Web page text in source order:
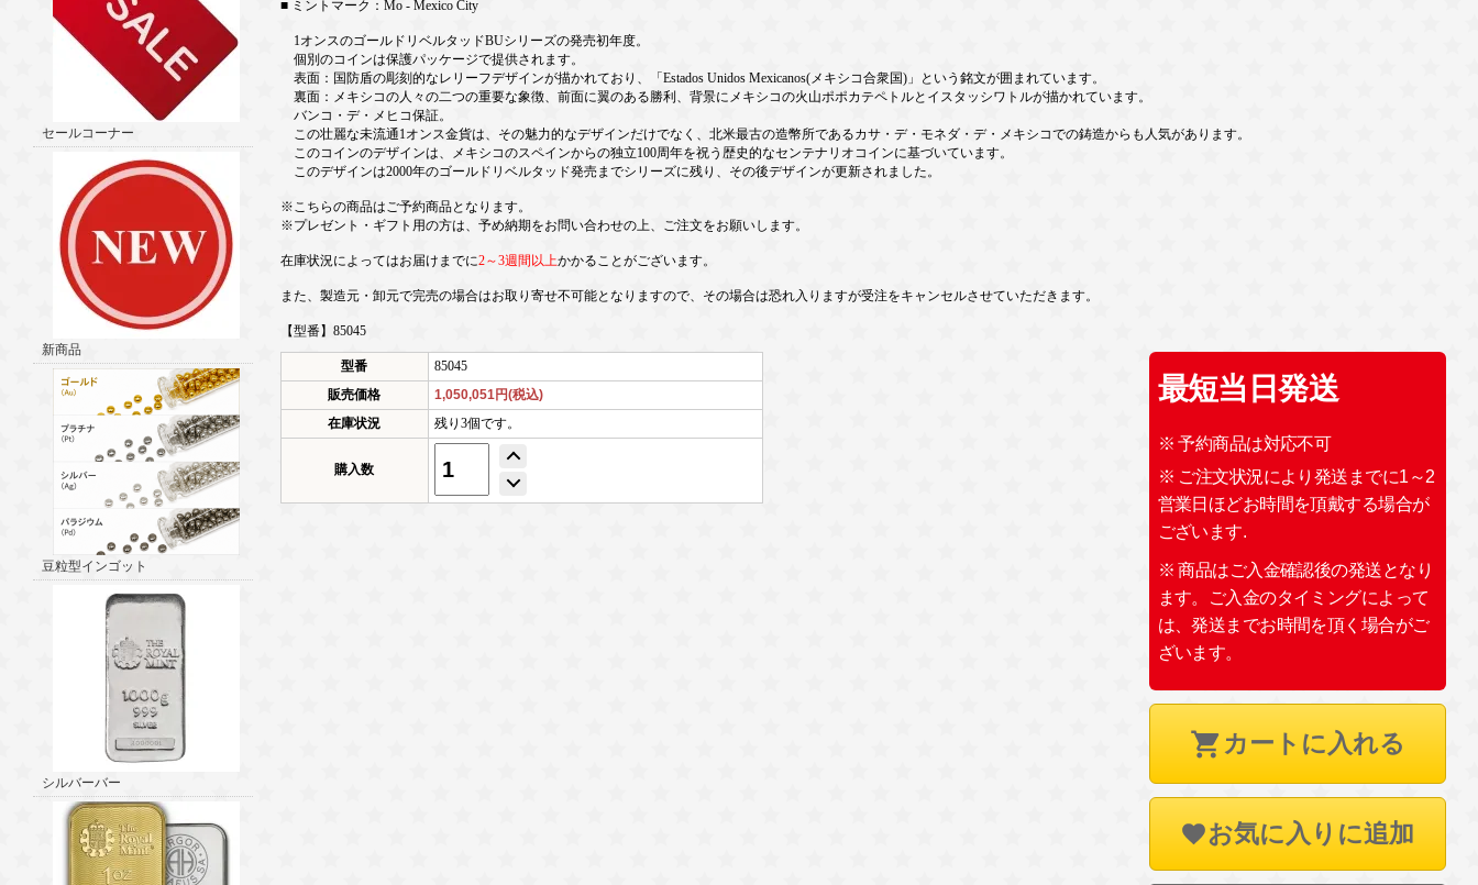
セールコーナー
新商品
豆粒型インゴット
シルバーバー
■ ミントマーク：Mo - Mexico City
1オンスのゴールドリベルタッドBUシリーズの発売初年度。
個別のコインは保護パッケージで提供されます。
表面：国防盾の彫刻的なレリーフデザインが描かれており、「Estados Unidos Mexicanos(メキシコ合衆国)」という銘文が囲まれています。
裏面：メキシコの人々の二つの重要な象徴、前面に翼のある勝利、背景にメキシコの火山ポポカテペトルとイスタッシワトルが描かれています。
バンコ・デ・メヒコ保証。
この壮麗な未流通1オンス金貨は、その魅力的なデザインだけでなく、北米最古の造幣所であるカサ・デ・モネダ・デ・メキシコでの鋳造からも人気があります。
このコインのデザインは、メキシコのスペインからの独立100周年を祝う歴史的なセンテナリオコインに基づいています。
このデザインは2000年のゴールドリベルタッド発売までシリーズに残り、その後デザインが更新されました。
※こちらの商品はご予約商品となります。
※プレゼント・ギフト用の方は、予め納期をお問い合わせの上、ご注文をお願いします。
在庫状況によってはお届けまでに2～3週間以上かかることがございます。
また、製造元・卸元で完売の場合はお取り寄せ不可能となりますので、その場合は恐れ入りますが受注をキャンセルさせていただきます。
【型番】85045
型番
85045
販売価格
1,050,051円(税込)
在庫状況
残り3個です。
購入数
最短当日発送
※ 予約商品は対応不可
※ ご注文状況により発送までに1～2
営業日ほどお時間を頂戴する場合が
ございます.
※ 商品はご入金確認後の発送となり
ます。ご入金のタイミングによって
は、発送までお時間を頂く場合がご
ざいます。
カートに入れる
お気に入りに追加